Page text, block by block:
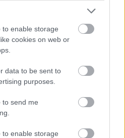
to enable storage
cookies on web or
data to be sent to
purposes.
to send me
to enable storage
Astra που έλυσε 10